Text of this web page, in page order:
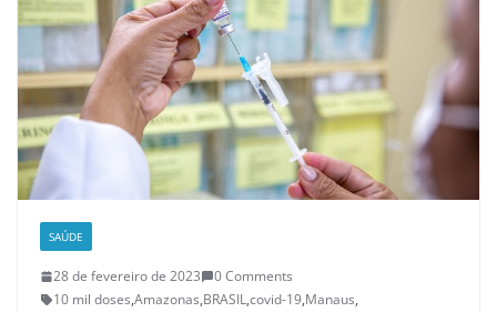
SAÚDE
28 de fevereiro de 2023
0 Comments
10 mil doses,Amazonas,BRASIL,covid-19,Manaus,